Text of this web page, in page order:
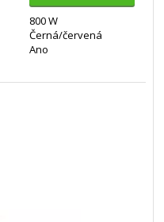
800 W
Černá/červená
Ano